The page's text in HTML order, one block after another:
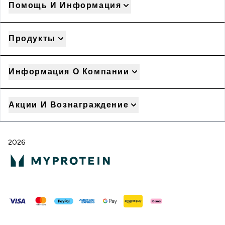
Помощь И Информация
Продукты
Информация О Компании
Акции И Вознаграждение
2026